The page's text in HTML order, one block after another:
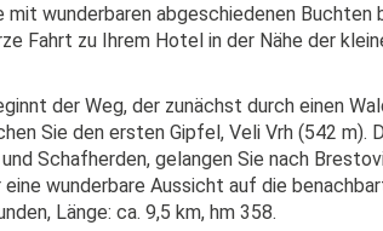
wunderbaren abgeschiedenen Buchten
Fahrt zu Ihrem Hotel in der Nähe der
der Weg, der zunächst durch einen
Sie den ersten Gipfel, Veli Vrh (542 m).
Schafherden, gelangen Sie nach
wunderbare Aussicht auf die
Länge: ca. 9,5 km, hm 358.